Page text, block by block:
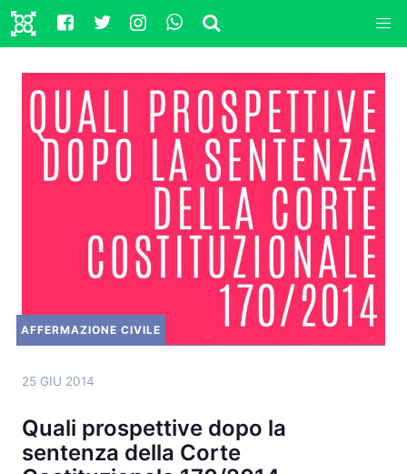
AFFERMAZIONE CIVILE
25 GIU 2014
Quali prospettive dopo la
sentenza della Corte